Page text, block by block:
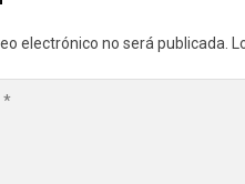
electrónico no será publicada.